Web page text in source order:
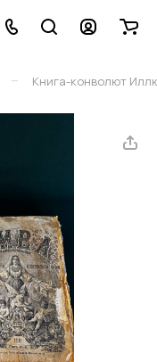
– Книга-конволют